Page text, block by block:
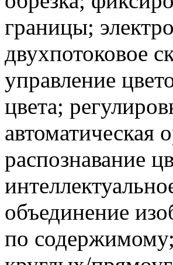
границы;
двухпотоковое
управление
цвета;
автоматическая
распознавание
объединение
по